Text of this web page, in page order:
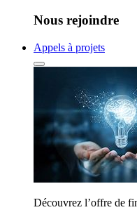
Nous rejoindre
Appels à projets
Découvrez l’offre de